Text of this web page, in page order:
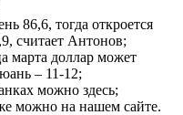
86,6, тогда откроется
считает Антонов;
марта доллар может
– 11-12;
можно здесь;
можно на нашем сайте.